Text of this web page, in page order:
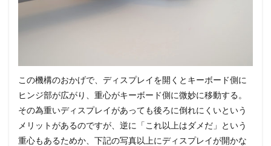
この機構のおかげで、ディスプレイを開くとキーボード側に
ヒンジ部が広がり、重心がキーボード側に微妙に移動する。
その為重いディスプレイがあっても後ろに倒れにくいという
メリットがあるのですが、逆に「これ以上はダメだ」という
重心もあるためか、下記の写真以上にディスプレイが開かな